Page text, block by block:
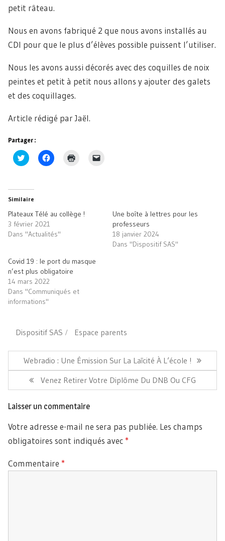
petit râteau.
Nous en avons fabriqué 2 que nous avons installés au
CDI pour que le plus d’élèves possible puissent l’utiliser.
Nous les avons aussi décorés avec des coquilles de noix
peintes et petit à petit nous allons y ajouter des galets
et des coquillages.
Article rédigé par Jaël.
Partager :
Cliquez
pour
dans
une
nouvelle
Cliquez
pour
Cliquer
ami(ouvre
dans
nouvelle
fenêtre)
Similaire
Plateaux Télé au collège !
3 février 2021
Dans "Actualités"
Une boîte à lettres pour les
professeurs
18 janvier 2024
Dans "Dispositif SAS"
Covid 19 : le port du masque
n’est plus obligatoire
14 mars 2022
Dans "Communiqués et
informations"
Dispositif SAS Espace parents
Navigation
l’article
Article
Précédent:
Webradio : Une Émission Sur La Laïcité À L’école !
Article
Suivant:
Venez Retirer Votre Diplôme Du DNB Ou CFG
Laisser un commentaire
Votre adresse e-mail ne sera pas publiée. Les champs
obligatoires sont indiqués avec*
Commentaire *